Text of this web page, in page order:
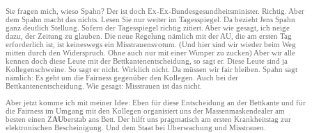
Sie fragen mich, wieso Spahn? Der ist doch Ex-Ex-Bundesgesundheitsminister. Richtig. Aber
dem Spahn macht das nichts. Lesen Sie nur weiter im Tagesspiegel. Da bezieht Jens Spahn
ganz deutlich Stellung. Sofern der Tagesspiegel richtig zitiert. Aber wie gesagt, ich neige
dazu, der Zeitung zu glauben. Die neue Regelung nämlich mit der AU, die am ersten Tag
erforderlich ist, ist keineswegs ein Misstrauensvotum. (Und hier sind wir wieder beim Weg
mitten durch den Widerspruch. Ohne auch nur mit einer Wimper zu zucken) Aber wir alle
kennen doch diese Leute mit der Bettkantenentscheidung, so sagt er. Diese Leute sind ja
Kollegenschweine. So sagt er nicht. Wirklich nicht. Da müssen wir fair bleiben. Spahn sagt
nämlich: Es geht um die Fairness gegenüber den Kollegen. Auch bei der
Bettkantenentscheidung. Wie gesagt: Misstrauen ist das nicht.
Aber jetzt komme ich mit meiner Idee: Eben für diese Entscheidung an der Bettkante und für
die Fairness im Umgang mit den Kollegen organisiert uns der Massenmaskendealer am
besten einen ZAUberstab ans Bett. Der hilft uns pragmatisch am ersten Krankheitstag zur
elektronischen Bescheinigung. Und dem Staat bei Überwachung und Misstrauen.